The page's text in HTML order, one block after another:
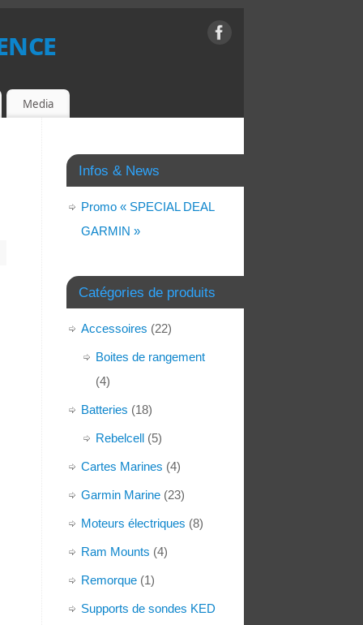
Media
Infos & News
Promo « SPECIAL DEAL
GARMIN »
Catégories de produits
Accessoires (22)
Boites de rangement
(4)
Batteries (18)
Rebelcell (5)
Cartes Marines (4)
Garmin Marine (23)
Moteurs électriques (8)
Ram Mounts (4)
Remorque (1)
Supports de sondes KED